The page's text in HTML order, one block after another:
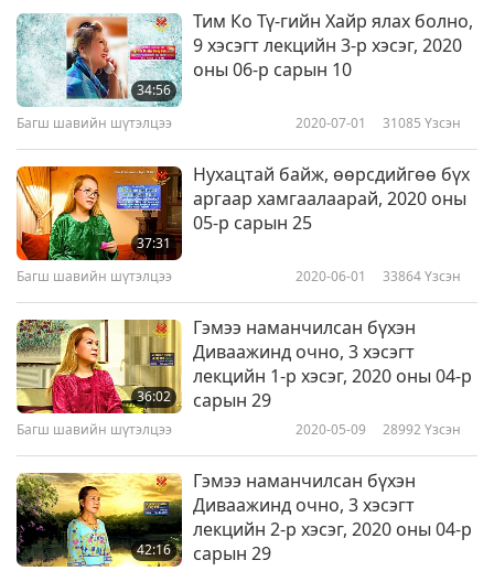
Багш аа.) Манай байшин. Бид хүссэн зүйлээ
хийнэ. (За, Багш аа.) Би зүгээр л
“хүүхдүүдтэйгээ” ярьж байгаа учраас хэт
мэргэжлийн, хэт албан ёсны энэ тэр байх
албагүй. (За, Багш аа.) (Баярлалаа, Багш аа.) Та
нар өөрсдийгөө тэндээ бас бичиж байна уу?
(Тийм ээ, бичиж байна, Багш аа.) За. Тэгвэл би
ч бас өөрийгөө бичье, сонирхолтой зүйл гарч
мэднэ. (Баярлалаа, Багш аа. За, Багш аа.) Та
нар зүгээр эсэхийг л асуухыг хүссэн юм.
(Зүгээр. Сайн байгаа, Багш аа. (Баярлалаа,
Багш аа.) Бүх зүйл зүгээр үү, хүссэнээр тань
байгаа юу? (Тийм, Багш аа.) За. Шинэ хоолны
өрөөг хэн нэгэн ашиглаж байна уу? (Тийм,
ашиглаж байгаа, Багш аа. Ашиглаж байгаа,
Багш аа.) Сайн байгаа, тийм үү? (Тийм. Сайн.)
34:56
Тим Ко Тү-гийн Хайр ялах болно,
9 хэсэгт лекцийн 3-р хэсэг, 2020
оны 06-р сарын 10
Багш шавийн шүтэлцээ 2020-07-01 31085 Үзсэн
37:31
Нухацтай байж, өөрсдийгөө бүх
аргаар хамгаалаарай, 2020 оны
05-р сарын 25
Багш шавийн шүтэлцээ 2020-06-01 33864Үзсэн
36:02
Гэмээ наманчилсан бүхэн
Диваажинд очно, 3 хэсэгт
лекцийн 1-р хэсэг, 2020 оны 04-р
сарын 29
Багш шавийн шүтэлцээ 2020-05-09 28992 Үзсэн
42:16
Гэмээ наманчилсан бүхэн
Диваажинд очно, 3 хэсэгт
лекцийн 2-р хэсэг, 2020 оны 04-р
сарын 29